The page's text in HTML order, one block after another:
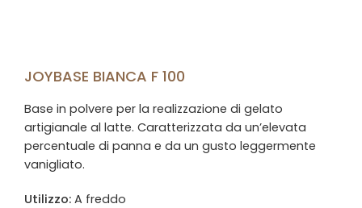
JOYBASE BIANCA F 100
Base in polvere per la realizzazione di gelato
artigianale al latte. Caratterizzata da un’elevata
percentuale di panna e da un gusto leggermente
vanigliato.
Utilizzo: A freddo